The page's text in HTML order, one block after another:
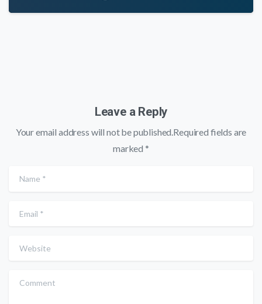
Leave a Reply
Your email address will not be published.Required fields are
marked *
Name
Comment